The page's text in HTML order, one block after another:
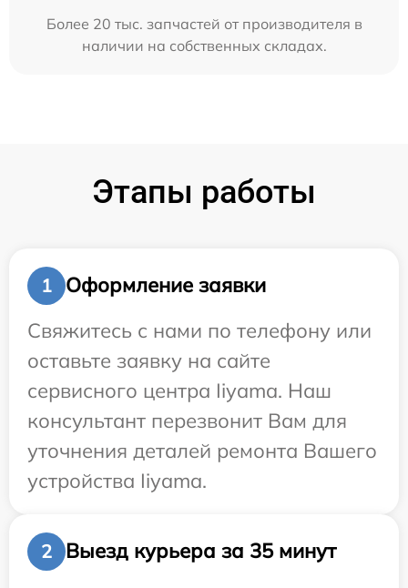
Более 20 тыс. запчастей от производителя в
наличии на собственных складах.
Этапы работы
1
Оформление заявки
Свяжитесь с нами по телефону или
оставьте заявку на сайте
сервисного центра Iiyama. Наш
консультант перезвонит Вам для
уточнения деталей ремонта Вашего
устройства Iiyama.
2
Выезд курьера за 35 минут